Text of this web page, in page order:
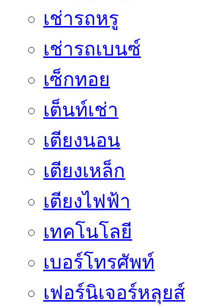
เช่ารถหรู
เช่ารถเบนซ์
เซ็กทอย
เต็นท์เช่า
เตียงนอน
เตียงเหล็ก
เตียงไฟฟ้า
เทคโนโลยี
เบอร์โทรศัพท์
เฟอร์นิเจอร์หลุยส์